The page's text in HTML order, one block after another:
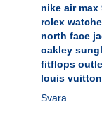
nike air max
rolex
north face
oakley
fitflops
louis
Svara